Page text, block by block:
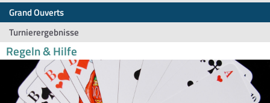
Grand Ouverts
Turnierergebnisse
Regeln & Hilfe